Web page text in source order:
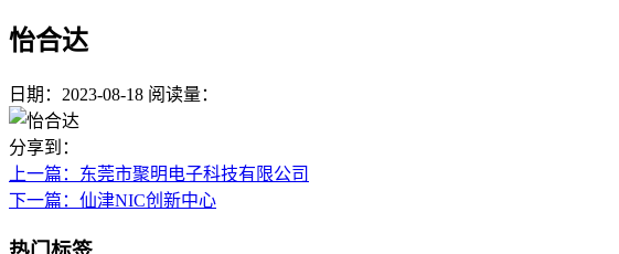
怡合达
日期：2023-08-18 阅读量：
分享到：
上一篇 ：东莞市聚明电子科技有限公司
下一篇 ：仙津NIC创新中心